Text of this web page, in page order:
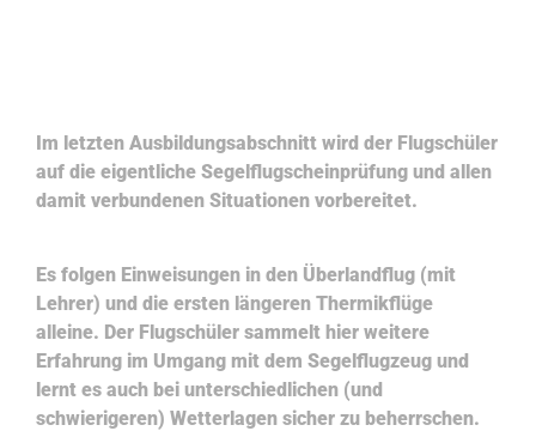
Im letzten Ausbildungsabschnitt wird der Flugschüler
auf die eigentliche Segelflugscheinprüfung und allen
damit verbundenen Situationen vorbereitet.
Es folgen Einweisungen in den Überlandflug (mit
Lehrer) und die ersten längeren Thermikflüge
alleine. Der Flugschüler sammelt hier weitere
Erfahrung im Umgang mit dem Segelflugzeug und
lernt es auch bei unterschiedlichen (und
schwierigeren) Wetterlagen sicher zu beherrschen.